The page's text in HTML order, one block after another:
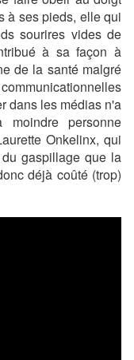
à ses pieds, elle qui
sourires vides de
à sa façon à
de la santé malgré
dans les médias n'a
personne
Onkelinx, qui
gaspillage que la
déjà coûté (trop)